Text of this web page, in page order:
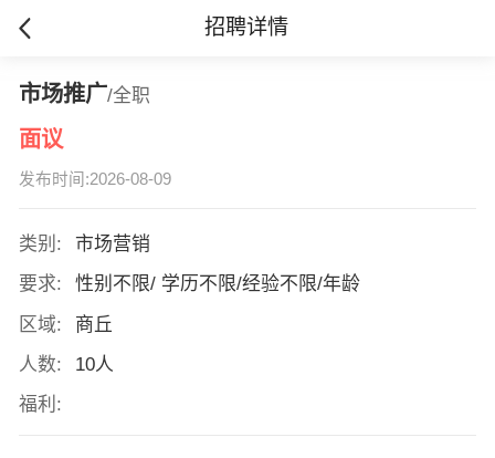
招聘详情
市场推广/全职
面议
发布时间:2026-08-09
类别:
市场营销
要求:
性别不限/ 学历不限/经验不限/年龄
区域:
商丘
人数:
10人
福利: